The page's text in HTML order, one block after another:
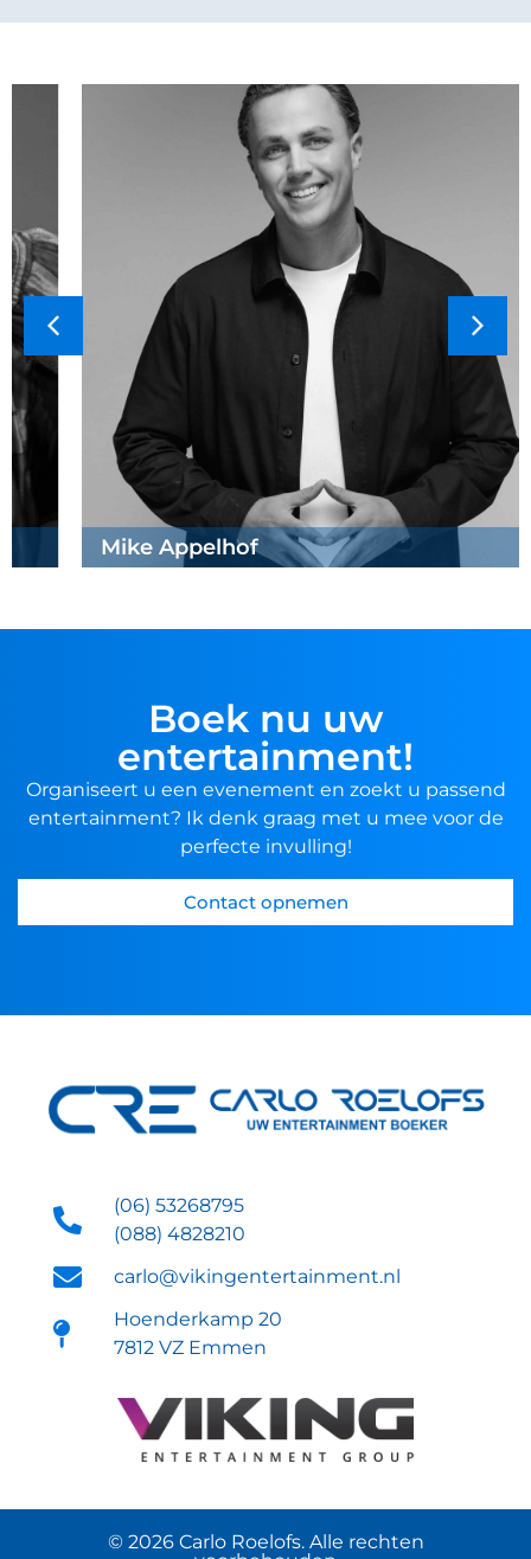
Mike Appelhof
Boek nu uw
entertainment!
Organiseert u een evenement en zoekt u passend
entertainment? Ik denk graag met u mee voor de
perfecte invulling!
Contact opnemen
(06) 53268795
(088) 4828210
carlo@vikingentertainment.nl
Hoenderkamp 20
7812 VZ Emmen
© 2026 Carlo Roelofs. Alle rechten